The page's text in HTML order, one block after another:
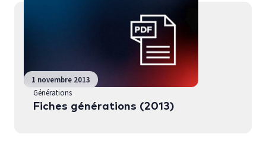
1 novembre 2013
Générations
Fiches générations (2013)